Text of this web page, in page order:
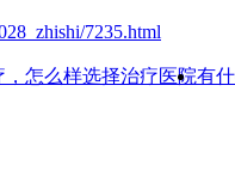
7235.html
怎么样选择治疗医院有